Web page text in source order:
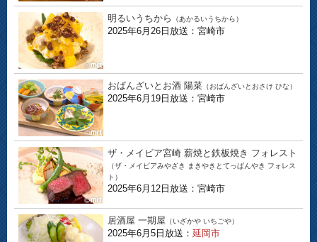
明るいうちから （あかるいうちから）
2025年6月26日放送：宮崎市
おばんざいとお酒 陽菜 （おばんざいとおさけ ひな）
2025年6月19日放送：宮崎市
ザ・メイビア宮崎 薪焼と鉄板焼き フォレスト
（ザ・メイビアみやざき まきやきとてっぱんやき フォレス
ト）
2025年6月12日放送：宮崎市
居酒屋 一期屋 （いざかや いちごや）
2025年6月5日放送： 延岡市